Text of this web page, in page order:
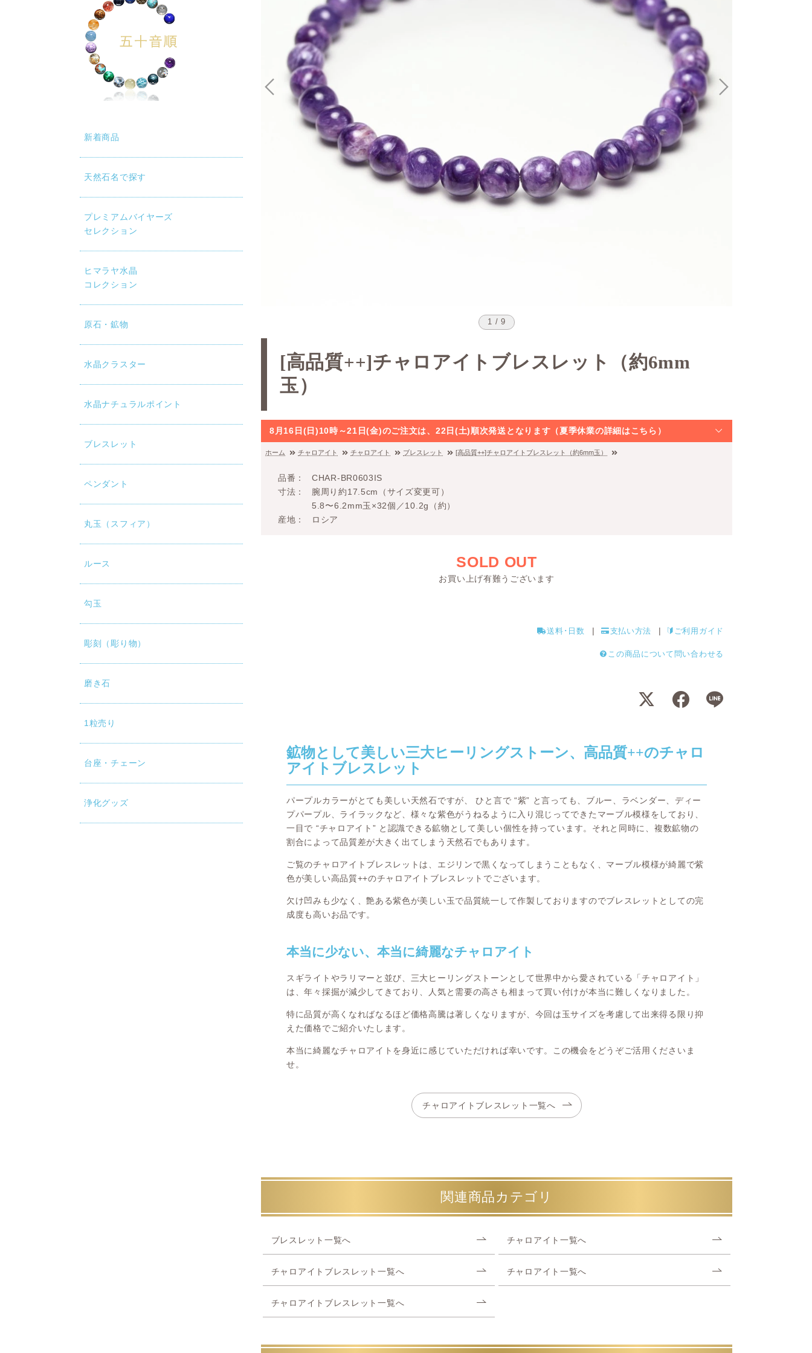
新着商品
天然石名で探す
プレミアムバイヤーズ
セレクション
ヒマラヤ水晶
コレクション
原石・鉱物
水晶クラスター
水晶ナチュラルポイント
ブレスレット
ペンダント
丸玉（スフィア）
ルース
勾玉
彫刻（彫り物）
磨き石
1粒売り
台座・チェーン
浄化グッズ
1 / 9
[高品質++]チャロアイトブレスレット（約6mm
玉）
8月16日(日)10時～21日(金)のご注文は、22日(土)順次発送となります（夏季休業の詳細はこちら）
ホーム チャロアイト チャロアイト ブレスレット [高品質++]チャロアイトブレスレット（約6mm玉）
品番
CHAR-BR0603IS
寸法
腕周り約17.5cm（サイズ変更可）
5.8〜6.2mm玉×32個／10.2g（約）
産地
ロシア
SOLD OUT
お買い上げ有難うございます
送料･日数 支払い方法 ご利用ガイド
この商品について問い合わせる
鉱物として美しい三大ヒーリングストーン、高品質++のチャロ
アイトブレスレット
パープルカラーがとても美しい天然石ですが、 ひと言で “紫” と言っても、ブルー、ラベンダー、ディー
プパープル、ライラックなど、様々な紫色がうねるように入り混じってできたマーブル模様をしており、
一目で “チャロアイト” と認識できる鉱物として美しい個性を持っています。それと同時に、複数鉱物の
割合によって品質差が大きく出てしまう天然石でもあります。
ご覧のチャロアイトブレスレットは、エジリンで黒くなってしまうこともなく、マーブル模様が綺麗で紫
色が美しい高品質++のチャロアイトブレスレットでございます。
欠け凹みも少なく、艶ある紫色が美しい玉で品質統一して作製しておりますのでブレスレットとしての完
成度も高いお品です。
本当に少ない、本当に綺麗なチャロアイト
スギライトやラリマーと並び、三大ヒーリングストーンとして世界中から愛されている「チャロアイト」
は、年々採掘が減少してきており、人気と需要の高さも相まって買い付けが本当に難しくなりました。
特に品質が高くなればなるほど価格高騰は著しくなりますが、今回は玉サイズを考慮して出来得る限り抑
えた価格でご紹介いたします。
本当に綺麗なチャロアイトを身近に感じていただければ幸いです。この機会をどうぞご活用くださいま
せ。
チャロアイトブレスレット一覧へ
関連商品カテゴリ
ブレスレット一覧へ チャロアイト一覧へ
チャロアイトブレスレット一覧へ チャロアイト一覧へ
チャロアイトブレスレット一覧へ